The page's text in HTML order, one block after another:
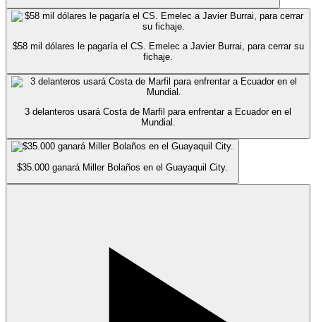
$58 mil dólares le pagaría el CS. Emelec a Javier Burrai, para cerrar su
fichaje.
3 delanteros usará Costa de Marfil para enfrentar a Ecuador en el
Mundial.
$35.000 ganará Miller Bolaños en el Guayaquil City.